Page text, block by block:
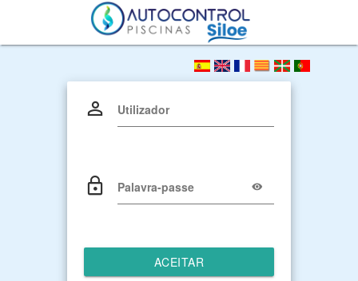
Utilizador
Palavra-passe
ACEITAR